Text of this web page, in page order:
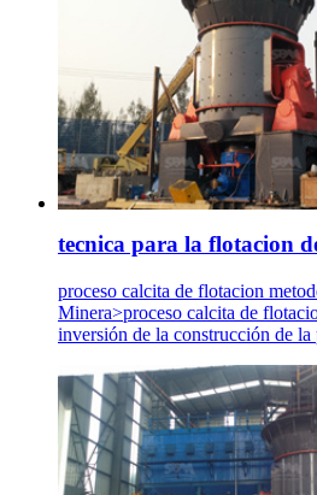
tecnica para la flotacion
proceso calcita de flotacion
Minera>proceso calcita de
inversión de la construcción de la